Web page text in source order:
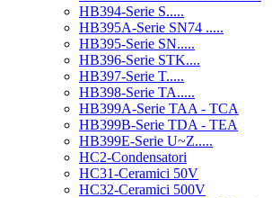
HB394-Serie S.....
HB395A-Serie SN74 .....
HB395-Serie SN.....
HB396-Serie STK....
HB397-Serie T.....
HB398-Serie TA.....
HB399A-Serie TAA - TCA
HB399B-Serie TDA - TEA
HB399E-Serie U~Z.....
HC2-Condensatori
HC31-Ceramici 50V
HC32-Ceramici 500V